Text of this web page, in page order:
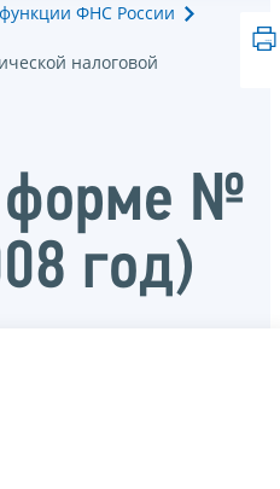
ФНС России
налоговой
форме №
год)